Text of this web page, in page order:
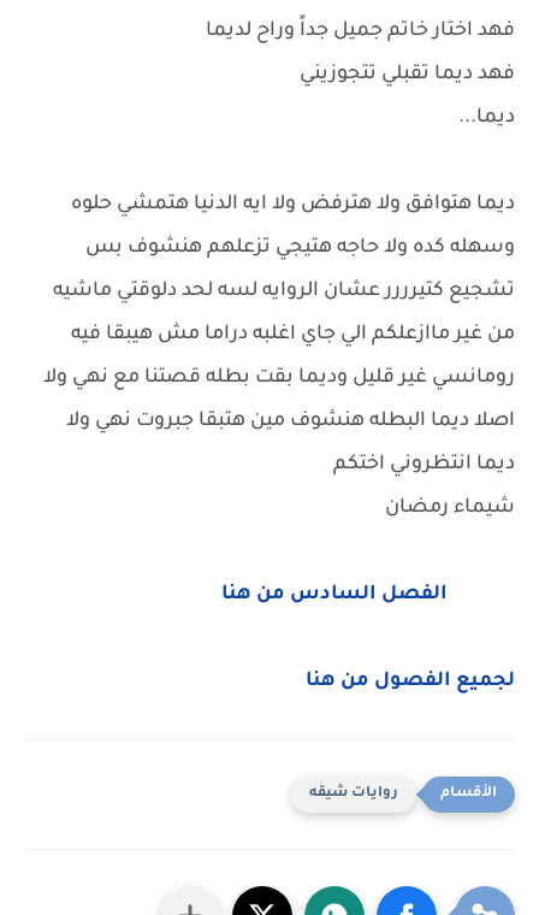
فهد اختار خاتم جميل جداً وراح لديما
فهد ديما تقبلي تتجوزيني
ديما...
ديما هتوافق ولا هترفض ولا ايه الدنيا هتمشي حلوه
وسهله كده ولا حاجه هتيجي تزعلهم هنشوف بس
تشجيع كتيرررر عشان الروايه لسه لحد دلوقتي ماشيه
من غير ماازعلكم الي جاي اغلبه دراما مش هيبقا فيه
رومانسي غير قليل وديما بقت بطله قصتنا مع نهي ولا
اصلا ديما البطله هنشوف مين هتبقا جبروت نهي ولا
ديما انتظروني اختكم
شيماء رمضان
الفصل السادس من هنا
لجميع الفصول من هنا
روايات شيقه